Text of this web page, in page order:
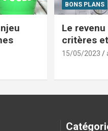
BONS PLANS
Le
critères
15/05/2023